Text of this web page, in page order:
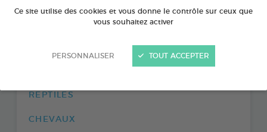
Ce site utilise des cookies et vous donne le contrôle sur ceux que
vous souhaitez activer
PERSONNALISER TOUT ACCEPTER
REPTILES
CHEVAUX